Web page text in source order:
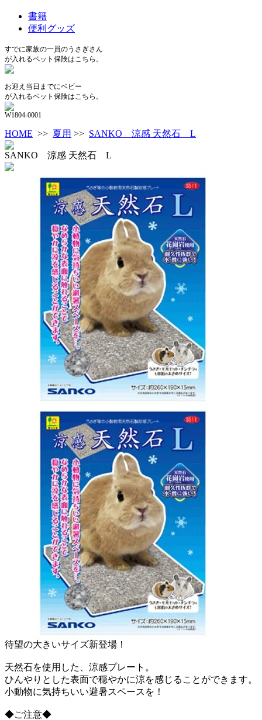
書籍
便利グッズ
すでに家族の一員のうさぎさん
が入れるペット保険はこちら。
お迎え当日までにベビー
が入れるペット保険はこちら。
W1804-0001
HOME >> 夏用 >> SANKO 涼感 天然石 L
SANKO 涼感 天然石 L
待望の大きいサイズ新登場！
天然石を使用した、涼感プレート。
ひんやりとした表面で穏やかに涼を感じることができます。
小動物に気持ちいい避暑スペースを！
◆ご注意◆